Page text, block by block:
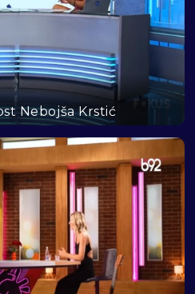
Nebojša Krstić